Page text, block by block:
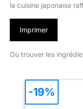
la cuisine japonaise
Imprimer
Où trouver les
-19%